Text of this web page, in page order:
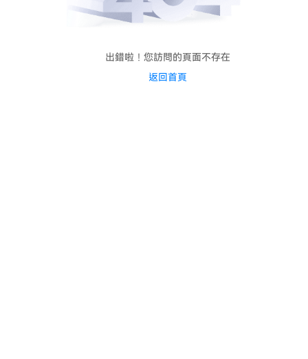
出錯啦！您訪問的頁面不存在
返回首頁